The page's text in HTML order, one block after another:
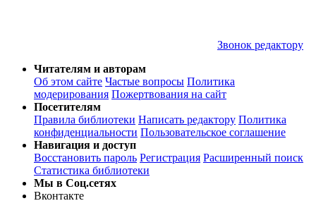
Звонок редактору
Читателям и авторам
Об этом сайте Частые вопросы Политика
модерирования Пожертвования на сайт
Посетителям
Правила библиотеки Написать редактору Политика
конфиденциальности Пользовательское соглашение
Навигация и доступ
Восстановить пароль Регистрация Расширенный поиск
Статистика библиотеки
Мы в Соц.сетях
Вконтакте